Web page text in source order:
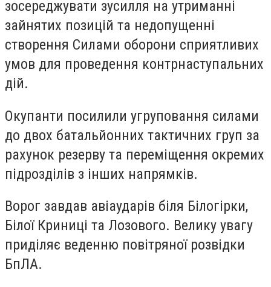
зосереджувати зусилля на утриманні
зайнятих позицій та недопущенні
створення Силами оборони сприятливих
умов для проведення контрнаступальних
дій.
Окупанти посилили угруповання силами
до двох батальйонних тактичних груп за
рахунок резерву та переміщення окремих
підрозділів з інших напрямків.
Ворог завдав авіаударів біля Білогірки,
Білої Криниці та Лозового. Велику увагу
приділяє веденню повітряної розвідки
БпЛА.